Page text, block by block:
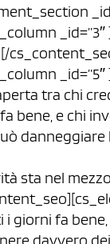
tra chi
bene, e chi
sta nel
giorni fa
davvero